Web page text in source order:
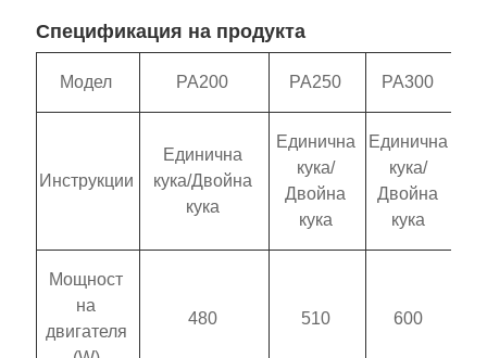
Спецификация на продукта
Модел PA200 PA250 PA300
Инструкции
Единична
кука/Двойна
кука
Единична
кука/
Двойна
кука
Единична
кука/
Двойна
кука
Мощност
на
двигателя
480 510 600